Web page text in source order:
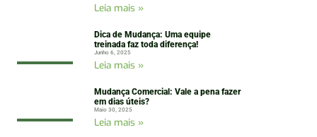
Leia mais »
Dica de Mudança: Uma equipe
treinada faz toda diferença!
Junho 6, 2025
Leia mais »
Mudança Comercial: Vale a pena fazer
em dias úteis?
Maio 30, 2025
Leia mais »